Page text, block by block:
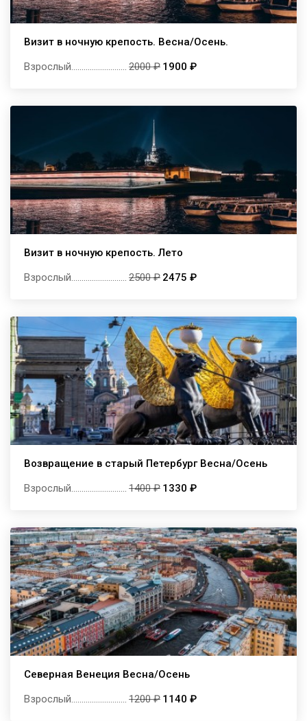
Визит в ночную крепость. Весна/Осень.
Взрослый........................... 2000 ₽ 1900 ₽
Визит в ночную крепость. Лето
Взрослый........................... 2500 ₽ 2475 ₽
Возвращение в старый Петербург Весна/Осень
Взрослый........................... 1400 ₽ 1330 ₽
Северная Венеция Весна/Осень
Взрослый........................... 1200 ₽ 1140 ₽